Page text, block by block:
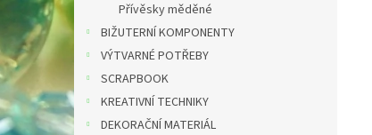
Přívěsky měděné
BIŽUTERNÍ KOMPONENTY
VÝTVARNÉ POTŘEBY
SCRAPBOOK
KREATIVNÍ TECHNIKY
DEKORAČNÍ MATERIÁL